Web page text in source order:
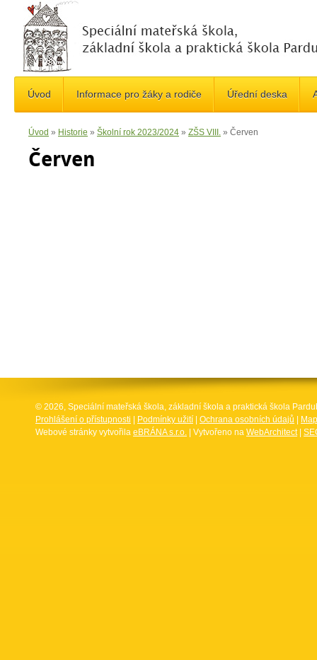
Úvod Informace pro žáky a rodiče Úřední deska
Úvod » Historie » Školní rok 2023/2024 » ZŠS VIII. » Červen
Červen
© 2026, Speciální mateřská škola, základní škola a praktická škola
Prohlášení o přístupnosti
Podmínky užití Ochrana osobních údajů
Webové stránky vytvořila eBRÁNA s.r.o. | Vytvořeno na WebArchitect|